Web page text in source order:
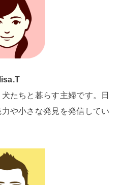
たちと暮らす主婦です。日
や小さな発見を発信してい